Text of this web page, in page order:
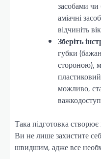
засобами
аміачні
відчиніть
Зберіть
губки
стороною),
можливо,
Така підготовка
Ви не лише захистите
швидшим, адже все